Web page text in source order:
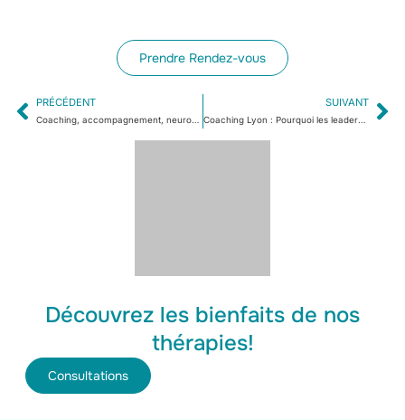
Prendre Rendez-vous
PRÉCÉDENT
Coaching, accompagnement, neuro-atypique a Lyon: Coaching et conseil
SUIVANT
Coaching Lyon : Pourquoi les leaders ont du mal à demander de l’aide
Découvrez les bienfaits de nos
thérapies!
Consultations